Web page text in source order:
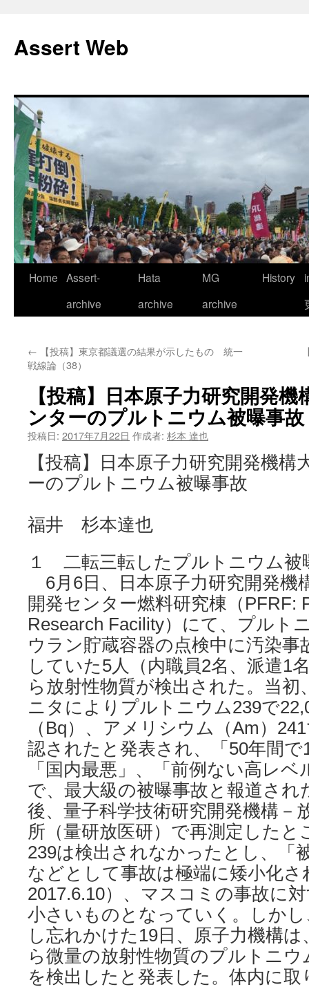
テ
ン
ス
キ
ッ
プ
Assert Web
Home Assert-
archive
Hata
archive
MG
archive
History
← 【投稿】東京都議選の結果が示したもの 統一
戦線論（38）
【投稿】日本原子力研究開発
ンターのプルトニウム被曝事故
投稿日: 2017年7月22日 作成者: 杉本 達也
【投稿】日本原子力研究開発機構
ーのプルトニウム被曝事故
福井 杉本達也
１ 二転三転したプルトニウム被
6月6日、日本原子力研究開発機
開発センター燃料研究棟（PFRF:
Research Facility）にて、プルト
ウラン貯蔵容器の点検中に汚染事
していた5人（内職員2名、派遣1
ら放射性物質が検出された。当初
ニタによりプルトニウム239で
（Bq）、アメリシウム（Am）
認されたと発表され、「50年間
「国内最悪」、「前例ない高レ
で、最大級の被曝事故と報道さ
後、量子科学技術研究開発機構－
所（量研放医研）で再測定した
239は検出されなかったとし、「
などとして事故は極端に矮小化
2017.6.10）、マスコミの事故に
小さいものとなっていく。しか
し忘れかけた19日、原子力機構
ら微量の放射性物質のプルトニ
を検出したと発表した。体内に